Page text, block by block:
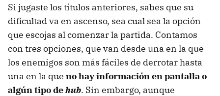
Si jugaste los títulos anteriores, sabes que su
dificultad va en ascenso, sea cual sea la opción
que escojas al comenzar la partida. Contamos
con tres opciones, que van desde una en la que
los enemigos son más fáciles de derrotar hasta
una en la que no hay información en pantalla o
algún tipo dehub. Sin embargo, aunque